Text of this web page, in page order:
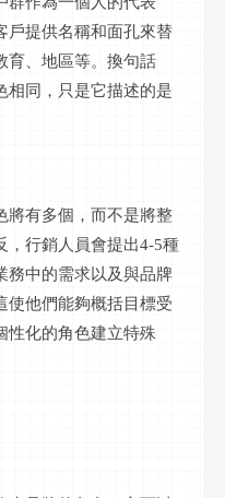
戶提供名稱和面孔來替
育、地區等。換句話
相同，只是它描述的是
將有多個，而不是將整
，行銷人員會提出4-5種
務中的需求以及與品牌
使他們能夠概括目標受
性化的角色建立特殊